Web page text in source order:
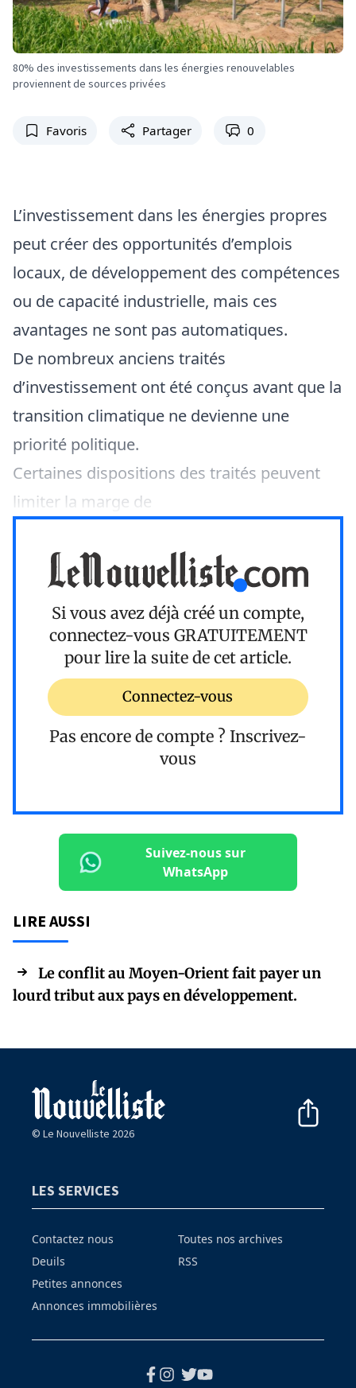
80% des investissements dans les énergies renouvelables
proviennent de sources privées
Favoris Partager 0
L’investissement dans les énergies propres
peut créer des opportunités d’emplois
locaux, de développement des compétences
ou de capacité industrielle, mais ces
avantages ne sont pas automatiques.
De nombreux anciens traités
d’investissement ont été conçus avant que la
transition climatique ne devienne une
priorité politique.
Certaines dispositions des traités peuvent
limiter la marge de
Si vous avez déjà créé un compte,
connectez-vous GRATUITEMENT
pour lire la suite de cet article.
Connectez-vous
Pas encore de compte ? Inscrivez-
vous
Suivez-nous sur
WhatsApp
LIRE AUSSI
Le conflit au Moyen-Orient fait payer un
lourd tribut aux pays en développement.
© Le Nouvelliste 2026
LES SERVICES
Contactez nous
Deuils
Petites annonces
Annonces immobilières
Toutes nos archives
RSS